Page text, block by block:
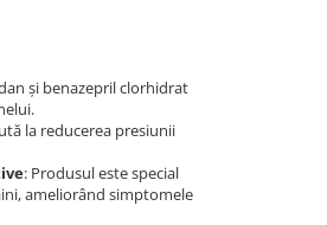
și benazepril clorhidrat
la reducerea presiunii
: Produsul este special
ameliorând simptomele